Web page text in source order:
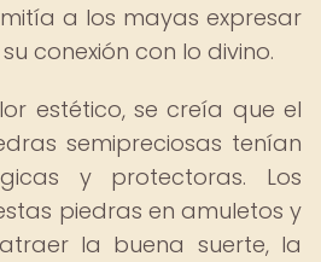
a los mayas expresar
conexión con lo divino.
estético, se creía que el
semipreciosas tenían
y protectoras. Los
piedras en amuletos y
la buena suerte, la